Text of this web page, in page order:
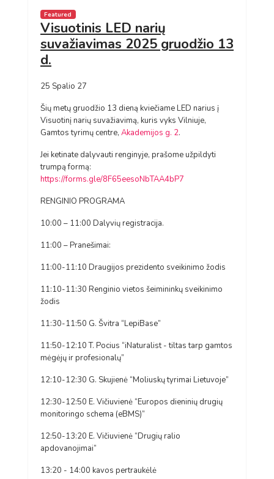
Featured
Visuotinis LED narių
suvažiavimas 2025 gruodžio 13
d.
25 Spalio 27
Šių metų gruodžio 13 dieną kviečiame LED narius į
Visuotinį narių suvažiavimą, kuris vyks Vilniuje,
Gamtos tyrimų centre, Akademijos g. 2.
Jei ketinate dalyvauti renginyje, prašome užpildyti
trumpą formą:
https://forms.gle/8F65eesoNbTAA4bP7
RENGINIO PROGRAMA
10:00 – 11:00 Dalyvių registracija.
11:00 – Pranešimai:
11:00-11:10 Draugijos prezidento sveikinimo žodis
11:10-11:30 Renginio vietos šeimininkų sveikinimo
žodis
11:30-11:50 G. Švitra “LepiBase”
11:50-12:10 T. Pocius “iNaturalist - tiltas tarp gamtos
mėgėjų ir profesionalų”
12:10-12:30 G. Skujienė “Moliuskų tyrimai Lietuvoje”
12:30-12:50 E. Vičiuvienė “Europos dieninių drugių
monitoringo schema (eBMS)”
12:50-13:20 E. Vičiuvienė “Drugių ralio
apdovanojimai”
13:20 - 14:00 kavos pertraukėlė